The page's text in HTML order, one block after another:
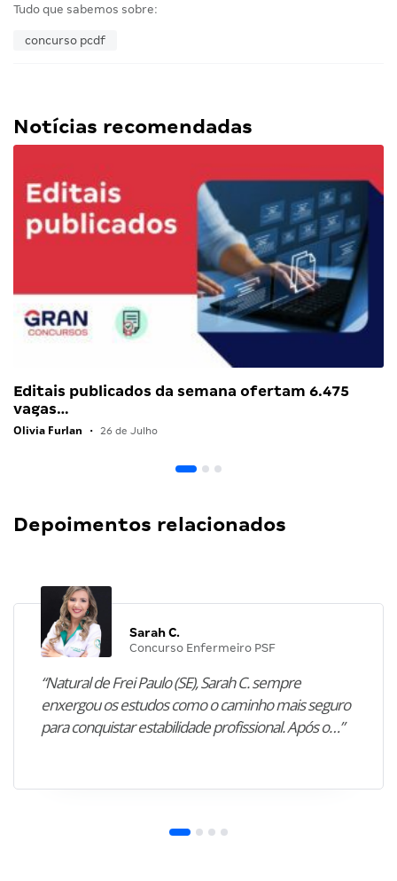
Tudo que sabemos sobre:
concurso pcdf
Notícias recomendadas
Editais publicados da semana ofertam 6.475
vagas…
Olivia Furlan • 26 de Julho
Depoimentos relacionados
Sarah C.
Concurso Enfermeiro PSF
“Natural de Frei Paulo (SE), Sarah C. sempre
enxergou os estudos como o caminho mais seguro
para conquistar estabilidade profissional. Após o…”